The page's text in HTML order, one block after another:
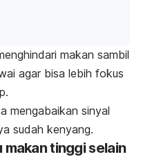
makan sambil
agar bisa lebih fokus
mengabaikan sinyal
sudah kenyang.
tinggi selain